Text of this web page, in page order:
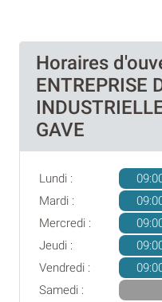
Horaires
ENTREPRISE
GAVE
Lundi :
Mardi :
Mercredi :
Jeudi :
Vendredi :
Samedi :